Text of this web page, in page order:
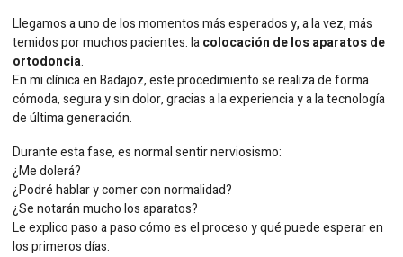
Llegamos a uno de los momentos más esperados y, a la vez, más
temidos por muchos pacientes: lacolocación de los aparatos de
ortodoncia.
En mi clínica en Badajoz, este procedimiento se realiza de forma
cómoda, segura y sin dolor, gracias a la experiencia y a la tecnología
de última generación.
Durante esta fase, es normal sentir nerviosismo:
¿Me dolerá?
¿Podré hablar y comer con normalidad?
¿Se notarán mucho los aparatos?
Le explico paso a paso cómo es el proceso y qué puede esperar en
los primeros días.